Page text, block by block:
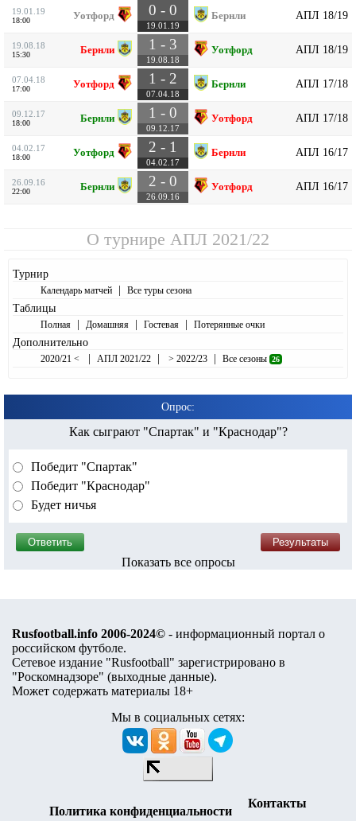
19.01.19
18:00 Уотфорд 0 - 0
19.01.19
Бернли АПЛ 18/19
19.08.18
15:30 Бернли 1 - 3
19.08.18
Уотфорд АПЛ 18/19
07.04.18
17:00 Уотфорд 1 - 2
07.04.18
Бернли АПЛ 17/18
09.12.17
18:00 Бернли 1 - 0
09.12.17
Уотфорд АПЛ 17/18
04.02.17
18:00 Уотфорд 2 - 1
04.02.17
Бернли АПЛ 16/17
26.09.16
22:00 Бернли 2 - 0
26.09.16
Уотфорд АПЛ 16/17
О турнире АПЛ 2021/22
Турнир
Календарь матчей | Все туры сезона
Таблицы
Полная | Домашняя | Гостевая | Потерянные очки
Дополнительно
2020/21 < | АПЛ 2021/22 | > 2022/23 | Все сезоны 26
Опрос:
Как сыграют "Спартак" и "Краснодар"?
Победит "Спартак"
Победит "Краснодар"
Будет ничья
Показать все опросы
Rusfootball.info 2006-2024© - информационный портал о
российском футболе.
Сетевое издание "Rusfootball" зарегистрировано в
"Роскомнадзоре" (выходные данные).
Может содержать материалы 18+
Мы в социальных сетях:
Политика конфиденциальности
Контакты